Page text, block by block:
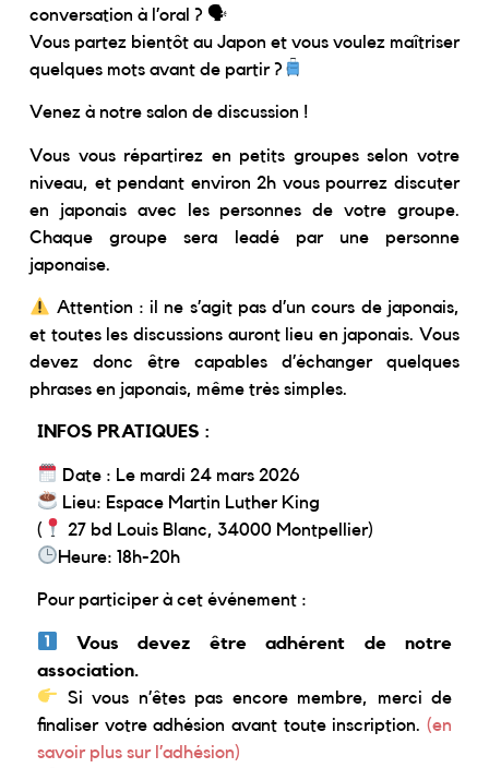
conversation à l’oral ? 🗣
Vous partez bientôt au Japon et vous voulez maîtriser
quelques mots avant de partir ?
Venez à notre salon de discussion !
Vous vous répartirez en petits groupes selon votre
niveau, et pendant environ 2h vous pourrez discuter
en japonais avec les personnes de votre groupe.
Chaque groupe sera leadé par une personne
japonaise.
Attention : il ne s’agit pas d’un cours de japonais,
et toutes les discussions auront lieu en japonais. Vous
devez donc être capables d’échanger quelques
phrases en japonais, même très simples.
INFOS PRATIQUES :
Date : Le mardi 24 mars 2026
Lieu: Espace Martin Luther King
(
27 bd Louis Blanc, 34000 Montpellier)
Heure: 18h-20h
Pour participer à cet événement :
Vous devez être adhérent de notre
association.
Si vous n’êtes pas encore membre, merci de
finaliser votre adhésion avant toute inscription. (en
savoir plus sur l’adhésion)